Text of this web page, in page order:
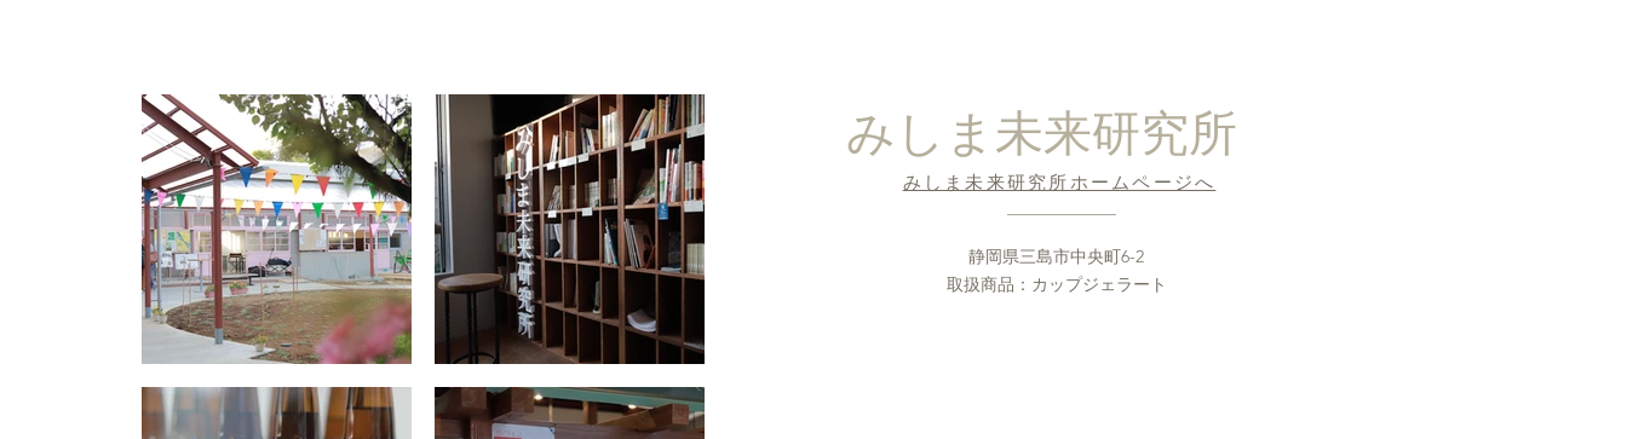
みしま未来研究所
みしま未来研究所ホームページへ
​静岡県三島市中央町6-2
取扱商品：カップジェラート